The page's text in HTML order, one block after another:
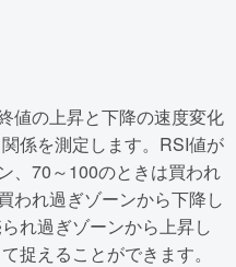
値の上昇と下降の速度変化
係を測定します。RSI値が
、70～100のときは買われ
われ過ぎゾーンから下降し
れ過ぎゾーンから上昇し
捉えることができます。